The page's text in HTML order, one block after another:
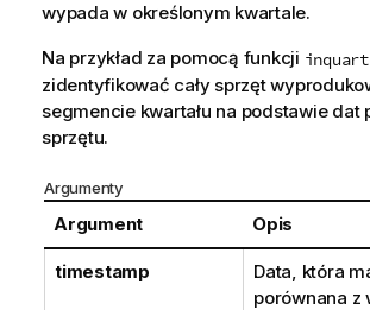
wypada w określonym kwartale.
Na przykład za pomocą funkcji
zidentyfikować cały sprzęt
segmencie kwartału na podstawie dat
sprzętu.
Argumenty
Argument Opis
timestamp
Data, która
porównana z